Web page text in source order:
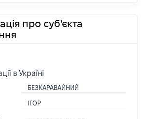
про суб'єкта
в Україні
БЕЗКАРАВАЙНИЙ
ІГОР